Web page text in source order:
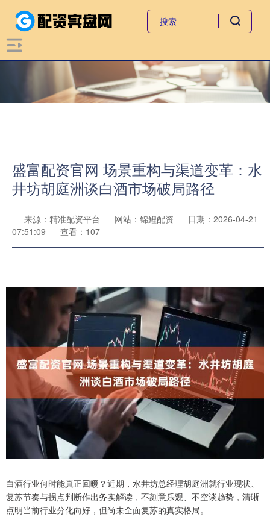
盛富配资官网 场景重构与渠道变革：水
井坊胡庭洲谈白酒市场破局路径
来源：精准配资平台 网站：锦鲤配资
日期：2026-04-21
07:51:09
查看：107
白酒行业何时能真正回暖？近期，水井坊总经理胡庭洲就行业现状、
复苏节奏与拐点判断作出务实解读，不刻意乐观、不空谈趋势，清晰
点明当前行业分化向好，但尚未全面复苏的真实格局。